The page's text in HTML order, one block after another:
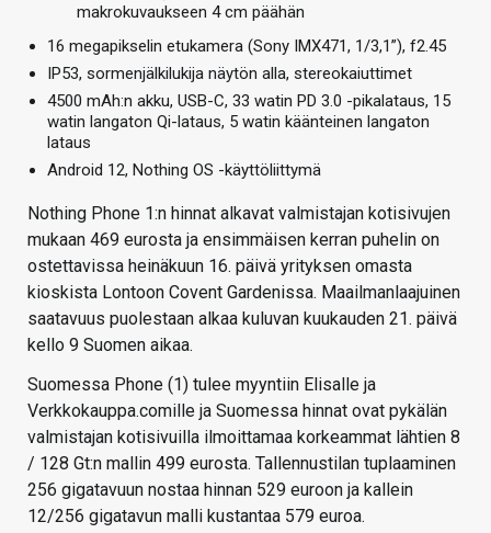
makrokuvaukseen 4 cm päähän
16 megapikselin etukamera (Sony IMX471, 1/3,1”), f2.45
IP53, sormenjälkilukija näytön alla, stereokaiuttimet
4500 mAh:n akku, USB-C, 33 watin PD 3.0 -pikalataus, 15
watin langaton Qi-lataus, 5 watin käänteinen langaton
lataus
Android 12, Nothing OS -käyttöliittymä
Nothing Phone 1:n hinnat alkavat valmistajan kotisivujen
mukaan 469 eurosta ja ensimmäisen kerran puhelin on
ostettavissa heinäkuun 16. päivä yrityksen omasta
kioskista Lontoon Covent Gardenissa. Maailmanlaajuinen
saatavuus puolestaan alkaa kuluvan kuukauden 21. päivä
kello 9 Suomen aikaa.
Suomessa Phone (1) tulee myyntiin Elisalle ja
Verkkokauppa.comille ja Suomessa hinnat ovat pykälän
valmistajan kotisivuilla ilmoittamaa korkeammat lähtien 8
/ 128 Gt:n mallin 499 eurosta. Tallennustilan tuplaaminen
256 gigatavuun nostaa hinnan 529 euroon ja kallein
12/256 gigatavun malli kustantaa 579 euroa.